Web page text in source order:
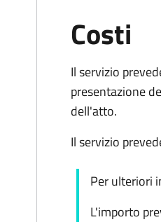
Costi
Il servizio
presentazione
dell'atto.
Il servizio
Per ulteriori
L'importo